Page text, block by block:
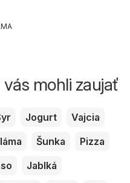
mohli zaujať
Jogurt
Vajcia
Šunka
Pizza
Jablká